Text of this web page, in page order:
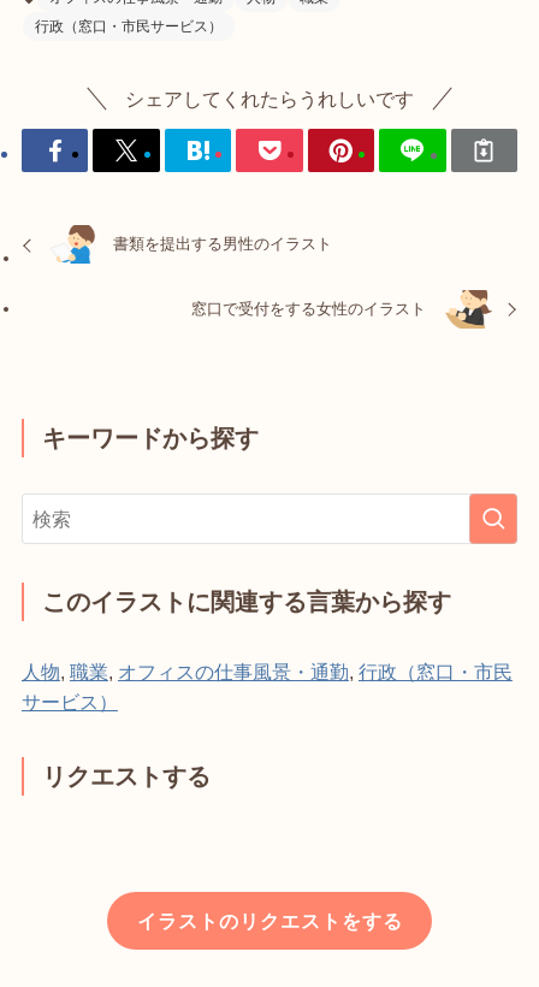
行政（窓口・市民サービス）
シェアしてくれたらうれしいです
書類を提出する男性のイラスト
窓口で受付をする女性のイラスト
キーワードから探す
このイラストに関連する言葉から探す
人物, 職業, オフィスの仕事風景・通勤, 行政（窓口・市民
サービス）
リクエストする
イラストのリクエストをする